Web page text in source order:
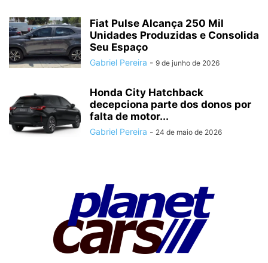
Fiat Pulse Alcança 250 Mil
Unidades Produzidas e Consolida
Seu Espaço
Gabriel Pereira - 9 de junho de 2026
Honda City Hatchback
decepciona parte dos donos por
falta de motor...
Gabriel Pereira - 24 de maio de 2026